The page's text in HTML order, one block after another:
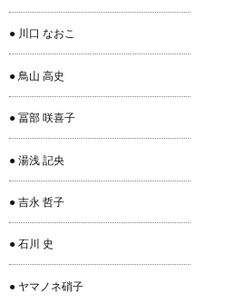
● 川口 なおこ
● 鳥山 高史
● 冨部 咲喜子
● 湯浅 記央
● 吉永 哲子
● 石川 史
● ヤマノネ硝子